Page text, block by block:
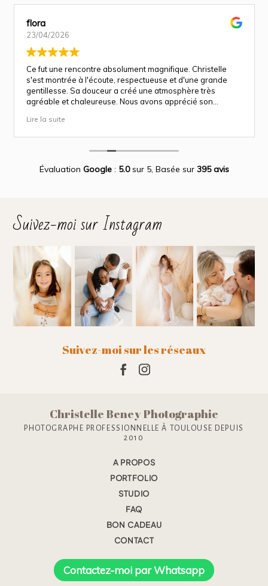
flora
23/04/2026
Ce fut une rencontre absolument magnifique. Christelle
s'est montrée à l'écoute, respectueuse et d'une grande
gentillesse. Sa douceur a créé une atmosphère très
agréable et chaleureuse. Nous avons apprécié son
(grossesse et naissance). Ce fut une expérience des plus
Encore merci infiniment.
Lire la suite
Évaluation Google: 5.0sur 5, Basée sur 395 avis
Suivez-moi sur Instagram
Suivez-moi sur les réseaux
Christelle Beney Photographie
PHOTOGRAPHE PROFESSIONNELLE À TOULOUSE DEPUIS
2010
A PROPOS
PORTFOLIO
STUDIO
FAQ
BON CADEAU
CONTACT
Contactez-moi par Whatsapp